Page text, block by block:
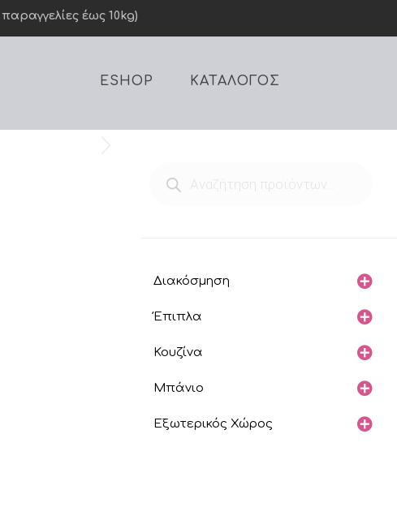
έως 10kg)
ESHOP ΚΑΤΑΛΟΓΟΣ
search
Διακόσμηση
Έπιπλα
Κουζίνα
Μπάνιο
Εξωτερικός Χώρος